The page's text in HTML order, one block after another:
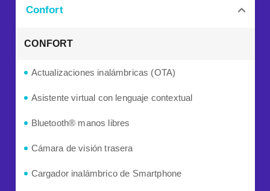
Confort
CONFORT
Actualizaciones inalámbricas (OTA)
Asistente virtual con lenguaje contextual
Bluetooth® manos libres
Cámara de visión trasera
Cargador inalámbrico de Smartphone